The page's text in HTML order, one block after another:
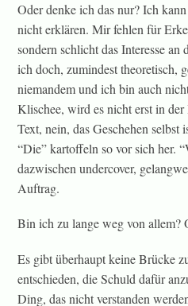
Oder denke ich das nur? Ich
nicht erklären. Mir fehlen für
sondern schlicht das Interesse an
ich doch, zumindest theoretisch,
niemandem und ich bin auch
Klischee, wird es nicht erst in
Text, nein, das Geschehen
“Die” kartoffeln so vor sich her.
dazwischen undercover,
Auftrag.
Bin ich zu lange weg von allem?
Es gibt überhaupt keine Brücke
entschieden, die Schuld dafür
Ding, das nicht verstanden